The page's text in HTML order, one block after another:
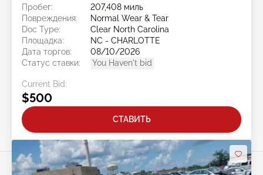
Пробег:
207,408 миль
Повреждения:
Normal Wear & Tear
Doc Type:
Clear North Carolina
Площадка:
NC - CHARLOTTE
Дата торгов:
08/10/2026
Статус ставки:
You Haven't bid
Current Bid:
$500
СТАВИТЬ